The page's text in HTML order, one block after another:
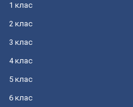
1 клас
2 клас
3 клас
4 клас
5 клас
6 клас